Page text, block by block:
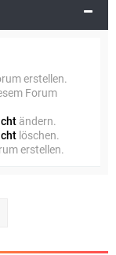
erstellen.
Forum
ändern.
löschen.
erstellen.